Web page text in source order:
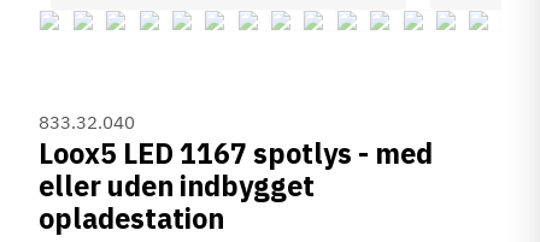
833.32.040
Loox5 LED 1167 spotlys - med
eller uden indbygget
opladestation